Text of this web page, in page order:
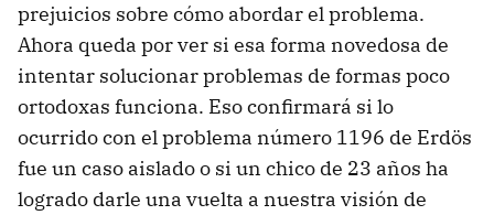
prejuicios sobre cómo abordar el problema.
Ahora queda por ver si esa forma novedosa de
intentar solucionar problemas de formas poco
ortodoxas funciona. Eso confirmará si lo
ocurrido con el problema número 1196 de Erdös
fue un caso aislado o si un chico de 23 años ha
logrado darle una vuelta a nuestra visión de